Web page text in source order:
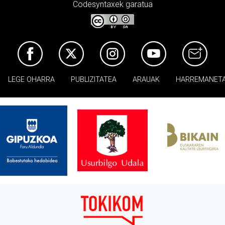
Codesyntaxek garatua
LEGE OHARRA PUBLIZITATEA ARAUAK